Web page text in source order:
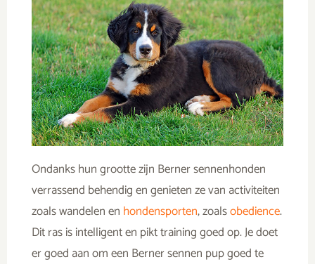
Ondanks hun grootte zijn Berner sennenhonden
verrassend behendig en genieten ze van activiteiten
zoals wandelen en hondensporten, zoalsobedience.
Dit ras is intelligent en pikt training goed op. Je doet
er goed aan om een Berner sennen pup goed te